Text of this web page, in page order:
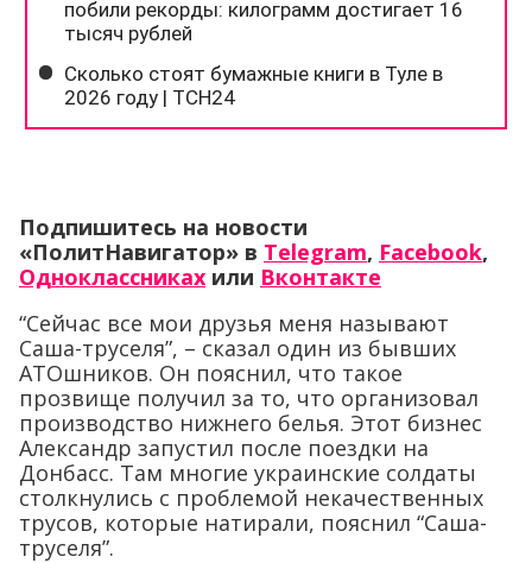
Подпишитесь на новости
«ПолитНавигатор» в Telegram, Facebook,
Одноклассниках или Вконтакте
“Сейчас все мои друзья меня называют
Саша-труселя”, – сказал один из бывших
АТОшников. Он пояснил, что такое
прозвище получил за то, что организовал
производство нижнего белья. Этот бизнес
Александр запустил после поездки на
Донбасс. Там многие украинские солдаты
столкнулись с проблемой некачественных
трусов, которые натирали, пояснил “Саша-
труселя”.